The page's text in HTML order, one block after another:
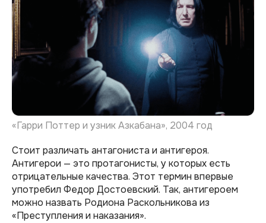
«Гарри Поттер и узник Азкабана», 2004 год
Стоит различать антагониста и антигероя.
Антигерои — это протагонисты, у которых есть
отрицательные качества. Этот термин впервые
употребил Федор Достоевский. Так, антигероем
можно назвать Родиона Раскольникова из
«Преступления и наказания».